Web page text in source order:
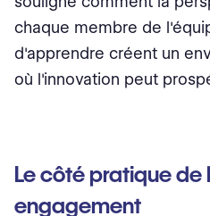
chaque membre de
d'apprendre créent un
où l'innovation peut
Le côté pratique de
engagement